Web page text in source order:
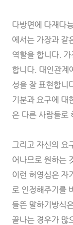
다방면에 다재다
에서는 가장과 같
역할을 합니다.
합니다. 대인관계
성을 잘 표현합니
기분과 요구에 대
은 다른 사람들로
그리고 자신의 요
어나므로 원하는
이런 허영심은 자
로 인정해주기를
들뜬 말하기방식
끝나는 경우가 많